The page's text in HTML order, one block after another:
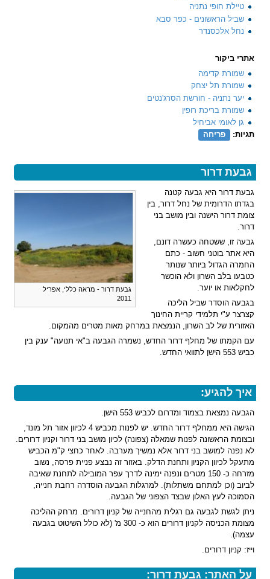
טיילת חופי נתניה
שביל הראשונים - כפר סבא
נחל אלכסנדר
אתרי ביקור
שמורת קדימה
שמורת תל יצחק
יער נתניה - חורשת הסרג'נטים
שמורת בריכת רופין
גן לאומי אביחיל
תגיות:
פריחה
גבעת דרור
גבעת דרור - מראה כללי, אפריל
2011
גבעת דרור היא גבעה קטנה
בגדתו הדרומית של נחל דרור, בין
צומת דרור הישנה ובין מושב בני
דרור.
גבעה זו, ששטחה כעשרה דונם,
היא אתר בוטני חשוב - כתם
החמרה הגדול ביותר שנותר
כטבעו בלב השרון ולא הוכשר
לחקלאות או יוער.
בגבעה הוסדר שביל הליכה
קצרצר ע"י תלמידי קריית החינוך
האזורית של לב השרון, הנמצאת במרחק מאות מטרים מהמקום.
עם הקמתו של מחלף דרור החדש, נשמרה הגבעה ב"אי תנועה" ענק בין
כביש 553 הישן לתוואי החדש.
איך להגיע:
הגבעה נמצאת בצמוד ומדרום לכביש 553 הישן.
הגישה היא ממחלף דרור החדש. יש לפנות מכביש 4 לכיוון אזור תל מונד,
ובצומת הראשונה לפנות שמאלה (צפונה) לכיון מושב בני דרור וקניון דרורים.
לא נפנה למושב בני דרור אלא נמשיך מערבה. לאחר כחצי ק"מ הכביש
מתעקל לכיוון הקניון ותחנת הדלק. באזור זה נבצע פניית פרסה, נשוב
מזרחה כ- 150 מטרים ונפנה ימינה לדרך עפר המובילה לתחנת שאיבה
לביוב (וכן למתחם משתלות). למרגלות הגבעה הוסדרה רחבת חנייה,
הסמוכה לעץ האלון שבצד הצפוני של הגבעה.
ניתן לגשת לגבעה גם רגלית מהחנייה של קניון דרורים. מרחק ההליכה
מצומת הכניסה לקניון דרורים הוא כ- 300 מ' (לא כולל השיטוט בגבעה
עצמה).
וייז: קניון דרורים.
על האתר: גבעת דרור: